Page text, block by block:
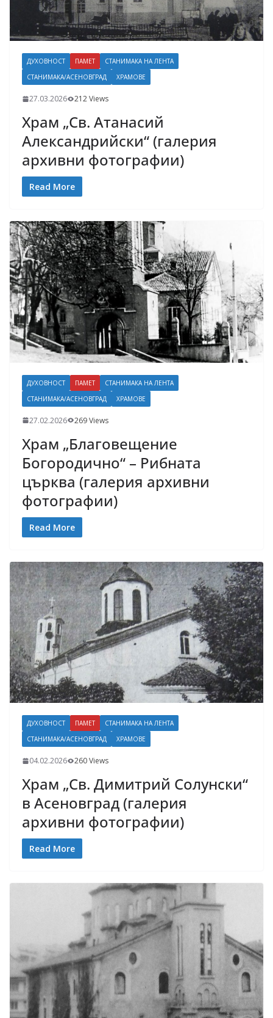
ДУХОВНОСТ ПАМЕТ
СТАНИМАКА НА ЛЕНТА
СТАНИМАКА/АСЕНОВГРАД
ХРАМОВЕ
27.03.2026 212 Views
Храм „Св. Атанасий
Александрийски“ (галерия
архивни фотографии)
Read More
ДУХОВНОСТ ПАМЕТ
СТАНИМАКА НА ЛЕНТА
СТАНИМАКА/АСЕНОВГРАД
ХРАМОВЕ
27.02.2026 269 Views
Храм „Благовещение
Богородично“ – Рибната
църква (галерия архивни
фотографии)
Read More
ДУХОВНОСТ ПАМЕТ
СТАНИМАКА НА ЛЕНТА
СТАНИМАКА/АСЕНОВГРАД
ХРАМОВЕ
04.02.2026 260 Views
Храм „Св. Димитрий Солунски“
в Асеновград (галерия
архивни фотографии)
Read More